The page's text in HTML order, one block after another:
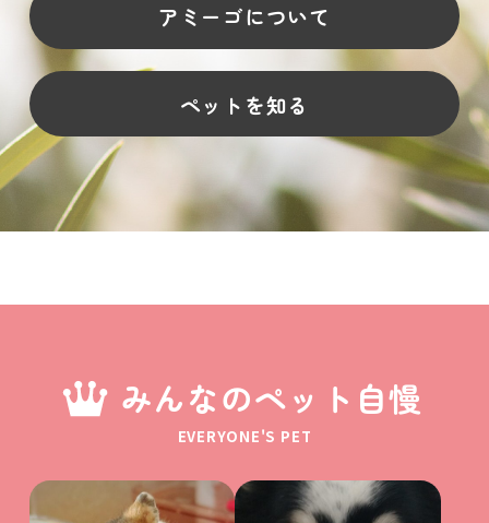
アミーゴについて
ペットを知る
みんなのペット自慢
EVERYONE'S PET